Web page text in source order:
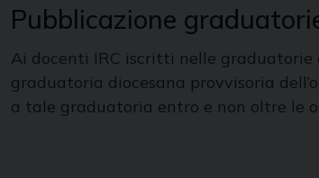
Pubblicazione
Ai docenti IRC iscritti nelle graduatorie
graduatoria diocesana provvisoria
a tale graduatoria entro e non oltre le